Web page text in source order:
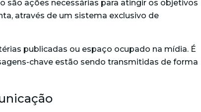
são ações necessárias para atingir os objetivos
através de um sistema exclusivo de
publicadas ou espaço ocupado na mídia. É
chave estão sendo transmitidas de forma